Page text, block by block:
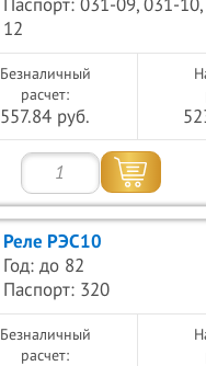
Паспорт: 031-09, 031-
12
Безналичный
расчет:
557.84 руб.
Реле РЭС10
Год: до 82
Паспорт: 320
Безналичный
расчет: